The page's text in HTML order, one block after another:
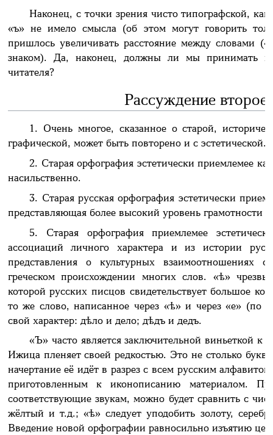
Наконец, с точки зрения чисто типографской,
«ъ» не имело смысла (об этом могут говорить
пришлось увеличивать расстояние между словами
знаком). Да, наконец, должны ли мы принимать
читателя?
Рассуждение
1. Очень многое, сказанное о старой,
графической, может быть повторено и с эстетической.
2. Старая орфография эстетически приемлемее
насильственно.
3. Старая русская орфография эстетически
представляющая более высокий уровень грамотности
5. Старая орфография приемлемее
ассоциаций личного характера и из истории
представления о культурных взаимоотношениях
греческом происхождении многих слов. «ѣ»
которой русских писцов свидетельствует большое
то же слово, написанное через «ѣ» и через «е» (по
свой характер: дѣло и дело; дѣдъ и дедъ.
«Ъ» часто является заключительной виньеткой к
Ижица пленяет своей редкостью. Это не столько
начертание её идёт в разрез с всем русским
приготовленным к иконописанию материалом.
соответствующие звукам, можно будет сравнить с
жёлтый и т.д.; «ѣ» следует уподобить золоту,
Введение новой орфографии равносильно изъятию